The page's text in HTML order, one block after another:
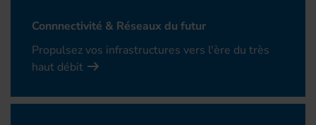
Connnectivité & Réseaux du futur
Propulsez vos infrastructures vers l'ère du très
haut débit